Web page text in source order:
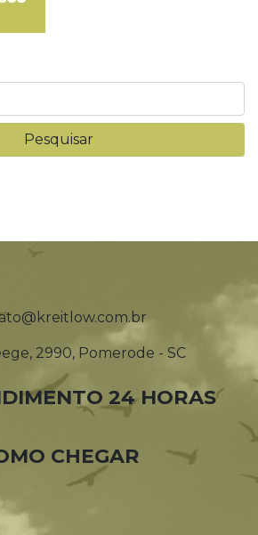
2990, Pomerode - SC
24 HORAS
CHEGAR